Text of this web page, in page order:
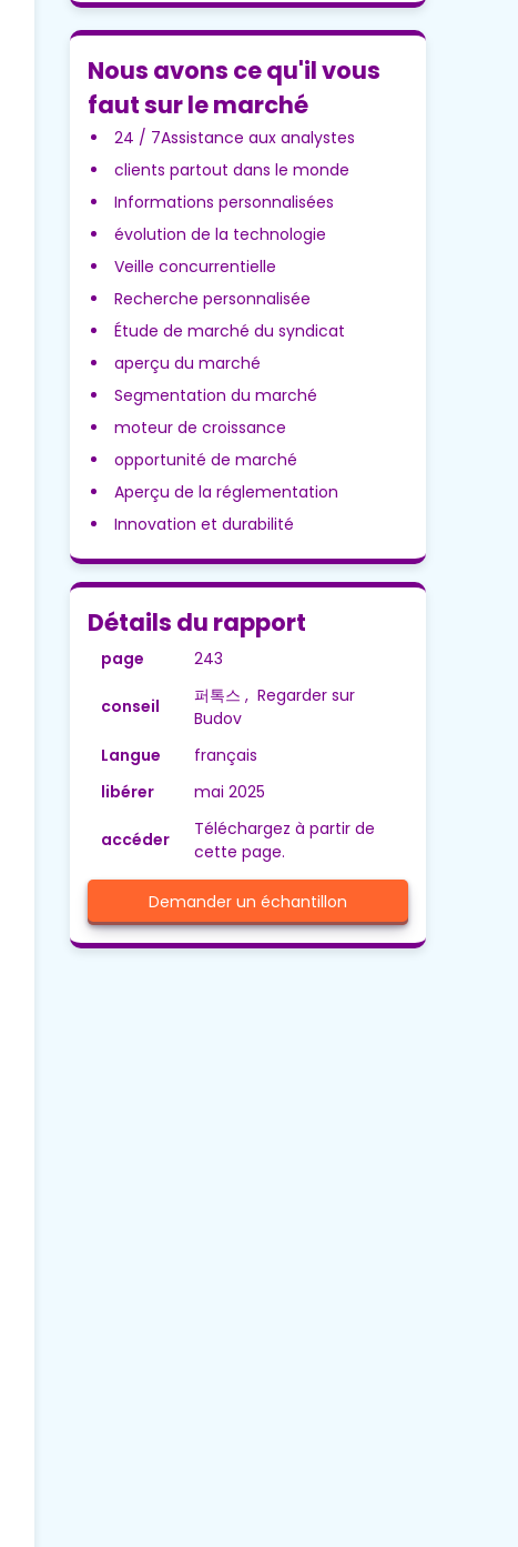
Nous avons ce qu'il vous
faut sur le marché
24 / 7Assistance aux analystes
clients partout dans le monde
Informations personnalisées
évolution de la technologie
Veille concurrentielle
Recherche personnalisée
Étude de marché du syndicat
aperçu du marché
Segmentation du marché
moteur de croissance
opportunité de marché
Aperçu de la réglementation
Innovation et durabilité
Détails du rapport
page 243
conseil
퍼톡스 , Regarder sur
Budov
Langue
français
libérer
mai 2025
accéder
Téléchargez à partir de
cette page.
Demander un échantillon